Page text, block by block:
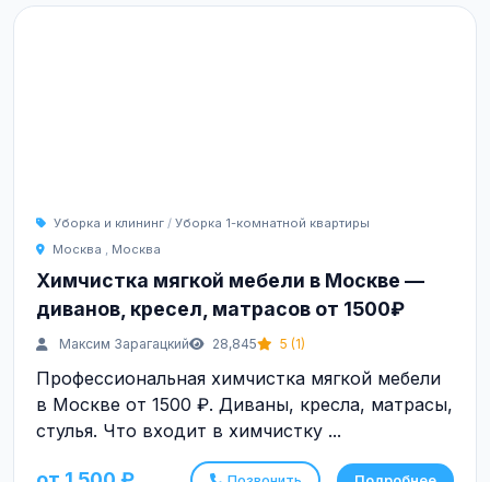
Уборка и клининг / Уборка 1-комнатной квартиры
Москва , Москва
Химчистка мягкой мебели в Москве —
диванов, кресел, матрасов от 1500₽
Максим Зарагацкий 28,845 5 (1)
Профессиональная химчистка мягкой мебели
в Москве от 1500 ₽. Диваны, кресла, матрасы,
стулья. Что входит в химчистку ...